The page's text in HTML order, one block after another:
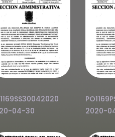
04-30
2020-